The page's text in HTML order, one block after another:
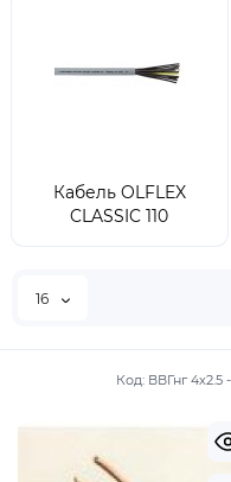
Кабель OLFLEX
CLASSIC 110
16
Код: ВВГнг 4х2.5